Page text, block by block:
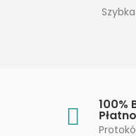
100%